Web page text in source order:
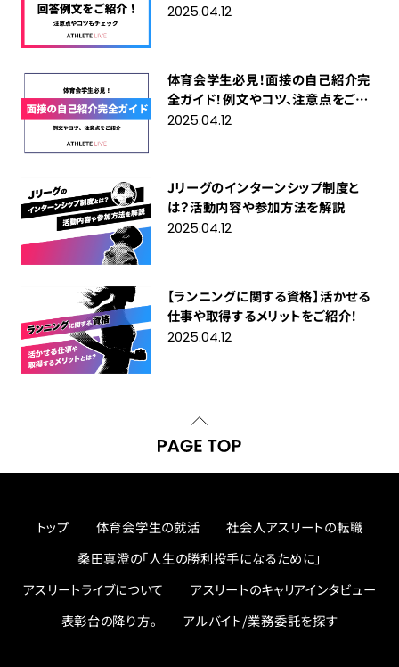
2025.04.12
体育会学生必見！面接の自己紹介完
全ガイド！例文やコツ、注意点をご紹
介
2025.04.12
Jリーグのインターンシップ制度と
は？活動内容や参加方法を解説
2025.04.12
【ランニングに関する資格】活かせる
仕事や取得するメリットをご紹介！
2025.04.12
トップ 体育会学生の就活
社会人アスリートの転職
桑田真澄の「人生の勝利投手になるために」
アスリートライブについて
アスリートのキャリアインタビュー
表彰台の降り方。
アルバイト/業務委託を探す